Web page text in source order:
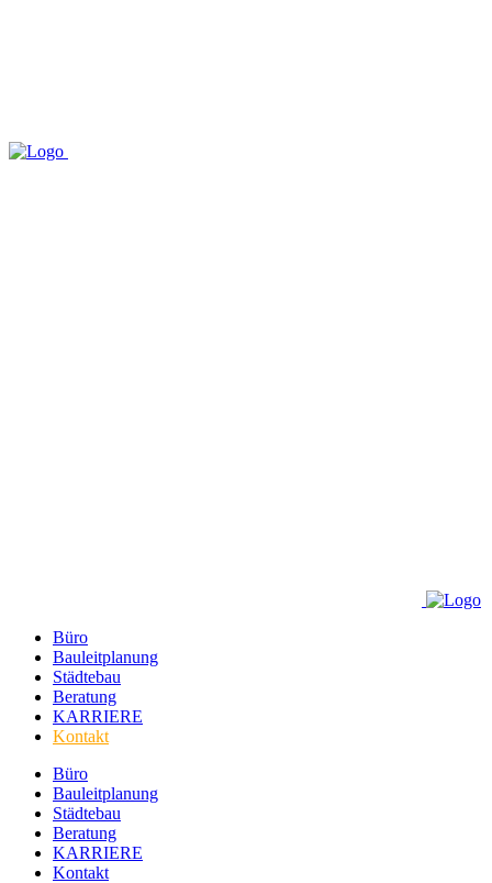
Büro
Bauleitplanung
Städtebau
Beratung
KARRIERE
Kontakt
Büro
Bauleitplanung
Städtebau
Beratung
KARRIERE
Kontakt